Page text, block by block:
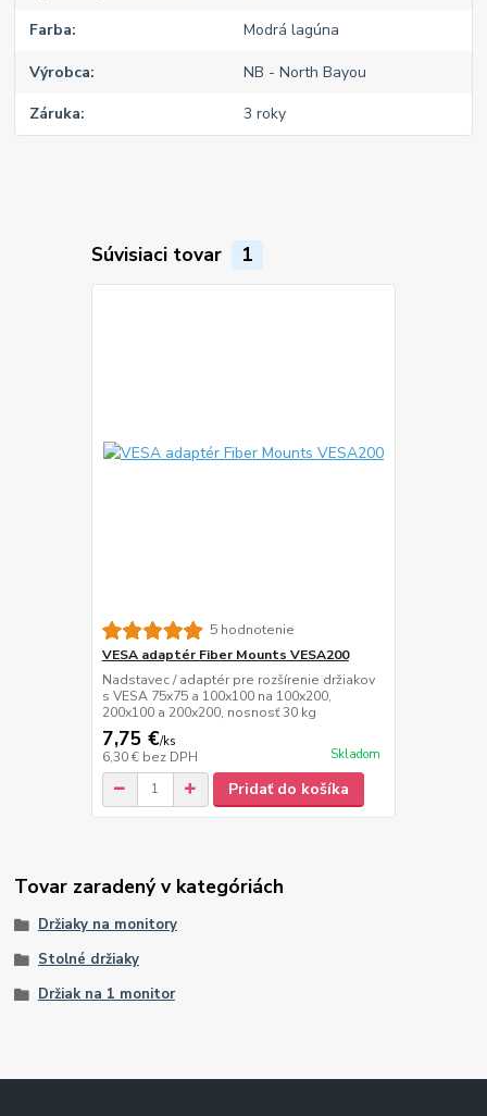
Farba Modrá lagúna
Výrobca NB - North Bayou
Záruka 3 roky
Súvisiaci tovar 1
5 hodnotenie
VESA adaptér Fiber Mounts VESA200
Nadstavec / adaptér pre rozšírenie držiakov
s VESA 75x75 a 100x100 na 100x200,
200x100 a 200x200, nosnosť 30 kg
7,75 €/ks
6,30 € bez DPH Skladom
Pridať do košíka
Tovar zaradený v kategóriách
Držiaky na monitory
Stolné držiaky
Držiak na 1 monitor